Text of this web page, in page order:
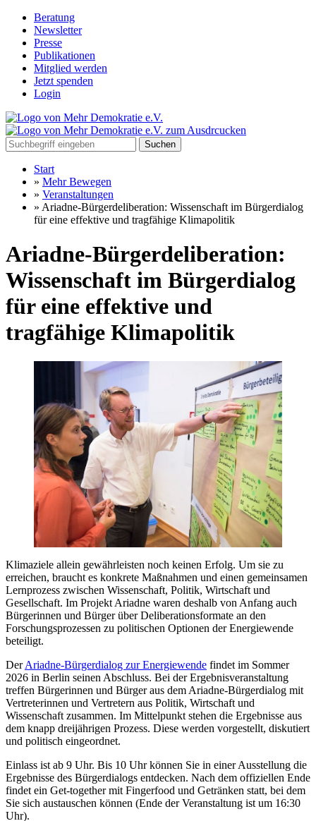
Beratung
Newsletter
Presse
Publikationen
Mitglied werden
Jetzt spenden
Login
Suchen
Start
» Mehr Bewegen
» Veranstaltungen
» Ariadne-Bürgerdeliberation: Wissenschaft im Bürgerdialog
für eine effektive und tragfähige Klimapolitik
Ariadne-Bürgerdeliberation:
Wissenschaft im Bürgerdialog
für eine effektive und
tragfähige Klimapolitik
Klimaziele allein gewährleisten noch keinen Erfolg. Um sie zu
erreichen, braucht es konkrete Maßnahmen und einen gemeinsamen
Lernprozess zwischen Wissenschaft, Politik, Wirtschaft und
Gesellschaft. Im Projekt Ariadne waren deshalb von Anfang auch
Bürgerinnen und Bürger über Deliberationsformate an den
Forschungsprozessen zu politischen Optionen der Energiewende
beteiligt.
DerAriadne-Bürgerdialog zur Energiewende findet im Sommer
2026 in Berlin seinen Abschluss. Bei der Ergebnisveranstaltung
treffen Bürgerinnen und Bürger aus dem Ariadne-Bürgerdialog mit
Vertreterinnen und Vertretern aus Politik, Wirtschaft und
Wissenschaft zusammen. Im Mittelpunkt stehen die Ergebnisse aus
dem knapp dreijährigen Prozess. Diese werden vorgestellt, diskutiert
und politisch eingeordnet.
Einlass ist ab 9 Uhr. Bis 10 Uhr können Sie in einer Ausstellung die
Ergebnisse des Bürgerdialogs entdecken. Nach dem offiziellen Ende
findet ein Get-together mit Fingerfood und Getränken statt, bei dem
Sie sich austauschen können (Ende der Veranstaltung ist um 16:30
Uhr).